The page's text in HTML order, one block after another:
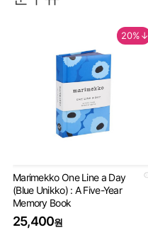
20%↓
Marimekko One Line a Day
(Blue Unikko) : A Five-Year
Memory Book
25,400원